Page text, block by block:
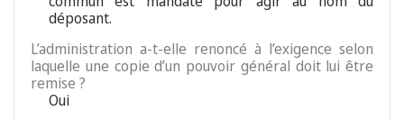
déposant.
L’administration a-t-elle renoncé à l’exigence selon
laquelle une copie d’un pouvoir général doit lui être
remise ?
Oui